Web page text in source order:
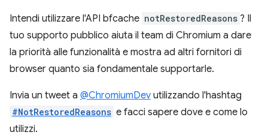
Intendi utilizzare l'API bfcache notRestoredReasons ? Il
tuo supporto pubblico aiuta il team di Chromium a dare
la priorità alle funzionalità e mostra ad altri fornitori di
browser quanto sia fondamentale supportarle.
Invia un tweet a @ChromiumDev utilizzando l'hashtag
#NotRestoredReasons e facci sapere dove e come lo
utilizzi.